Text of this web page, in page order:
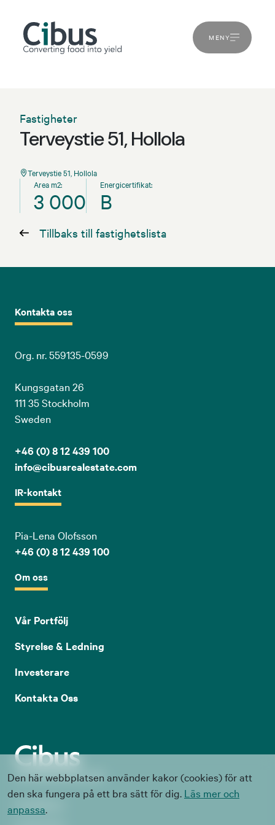
MENY
Fastigheter
Terveystie 51, Hollola
Terveystie 51, Hollola
Area m2:
3 000
Energicertifikat:
B
Tillbaks till fastighetslista
Kontakta oss
Org. nr. 559135-0599
Kungsgatan 26
111 35 Stockholm
Sweden
+46 (0) 8 12 439 100
info@cibusrealestate.com
IR-kontakt
Pia-Lena Olofsson
+46 (0) 8 12 439 100
Om oss
Vår Portfölj
Styrelse & Ledning
Investerare
Kontakta Oss
Visselblåsare
Den här webbplatsen använder kakor (cookies) för att
den ska fungera på ett bra sätt för dig. Läs mer och
anpassa.